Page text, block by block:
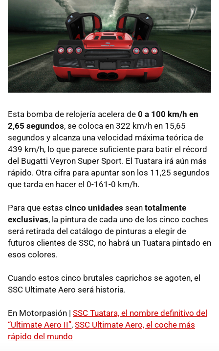
Esta bomba de relojería acelera de 0 a 100 km/h en
2,65 segundos, se coloca en 322 km/h en 15,65
segundos y alcanza una velocidad máxima teórica de
439 km/h, lo que parece suficiente para batir el récord
del Bugatti Veyron Super Sport. El Tuatara irá aún más
rápido. Otra cifra para apuntar son los 11,25 segundos
que tarda en hacer el 0-161-0 km/h.
Para que estas cinco unidades sean totalmente
exclusivas, la pintura de cada uno de los cinco coches
será retirada del catálogo de pinturas a elegir de
futuros clientes de SSC, no habrá un Tuatara pintado en
esos colores.
Cuando estos cinco brutales caprichos se agoten, el
SSC Ultimate Aero será historia.
En Motorpasión | SSC Tuatara, el nombre definitivo del
“Ultimate Aero II”, SSC Ultimate Aero, el coche más
rápido del mundo